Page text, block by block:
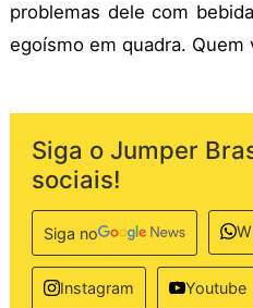
problemas dele com
egoísmo em quadra. Quem
Siga o Jumper
sociais!
Siga no
Instagram Youtube